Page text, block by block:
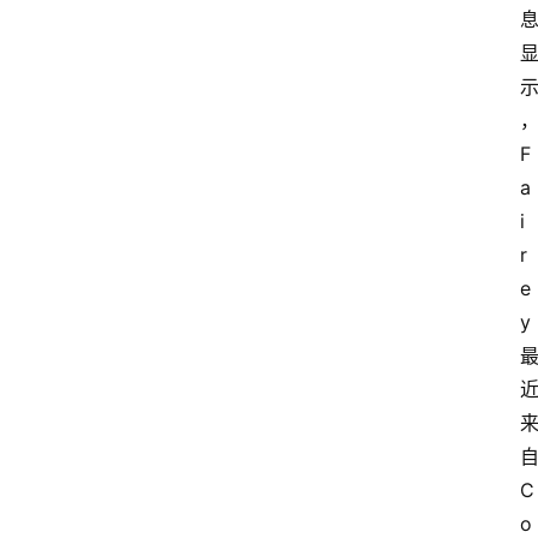
息
显
示
，
F
a
i
r
e
y
最
近
来
自
C
o